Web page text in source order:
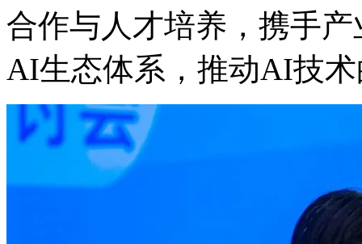
合作与人才培养，携
AI生态体系，推动AI技